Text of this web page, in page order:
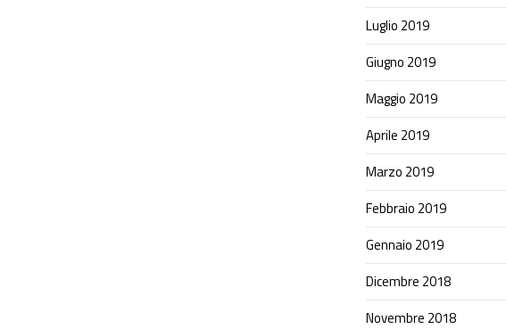
Luglio 2019
Giugno 2019
Maggio 2019
Aprile 2019
Marzo 2019
Febbraio 2019
Gennaio 2019
Dicembre 2018
Novembre 2018